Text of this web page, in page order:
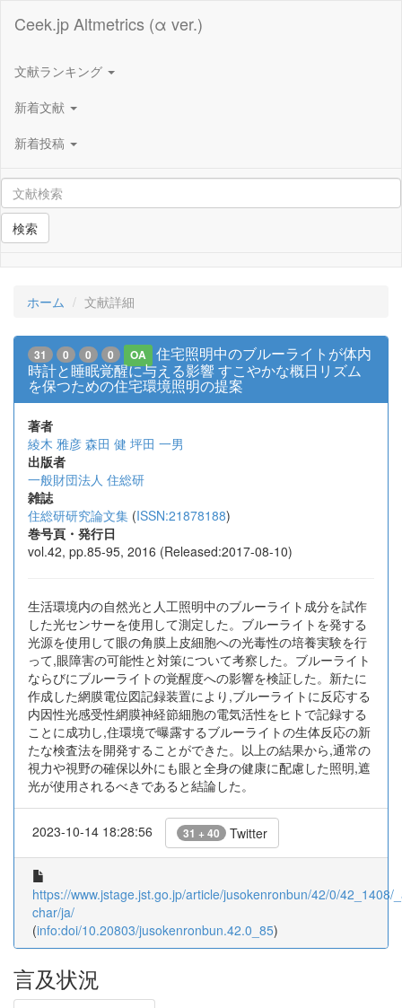
Ceek.jp Altmetrics (α ver.)
文献ランキング
新着文献
新着投稿
検索
ホーム 文献詳細
31 0 0 0 OA
住宅照明中のブルーライトが体内
時計と睡眠覚醒に与える影響 すこやかな概日リズム
を保つための住宅環境照明の提案
著者
綾木 雅彦 森田 健 坪田 一男
出版者
一般財団法人 住総研
雑誌
住総研研究論文集 (ISSN:21878188)
巻号頁・発行日
vol.42, pp.85-95, 2016 (Released:2017-08-10)
生活環境内の自然光と人工照明中のブルーライト成分を試作
した光センサーを使用して測定した。ブルーライトを発する
光源を使用して眼の角膜上皮細胞への光毒性の培養実験を行
って,眼障害の可能性と対策について考察した。ブルーライト
ならびにブルーライトの覚醒度への影響を検証した。新たに
作成した網膜電位図記録装置により,ブルーライトに反応する
内因性光感受性網膜神経節細胞の電気活性をヒトで記録する
ことに成功し,住環境で曝露するブルーライトの生体反応の新
たな検査法を開発することができた。以上の結果から,通常の
視力や視野の確保以外にも眼と全身の健康に配慮した照明,遮
光が使用されるべきであると結論した。
2023-10-14 18:28:56 31 + 40 Twitter
https://www.jstage.jst.go.jp/article/jusokenronbun/42/0/42_1408/
char/ja/
(info:doi/10.20803/jusokenronbun.42.0_85)
言及状況